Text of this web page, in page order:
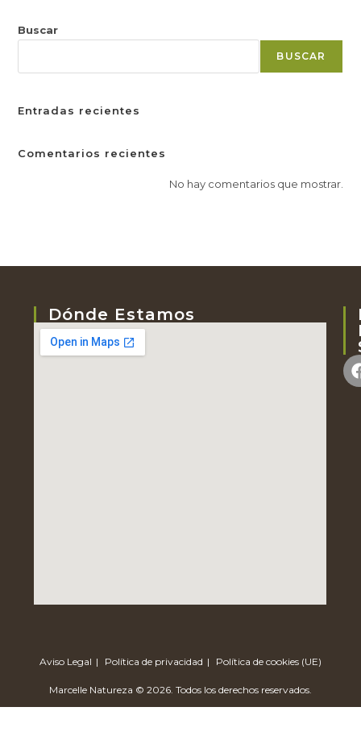
Buscar
BUSCAR
Entradas recientes
Comentarios recientes
No hay comentarios que mostrar.
Dónde Estamos
Aviso Legal Política de privacidad Política de cookies (UE)
Marcelle Natureza © 2026. Todos los derechos reservados.